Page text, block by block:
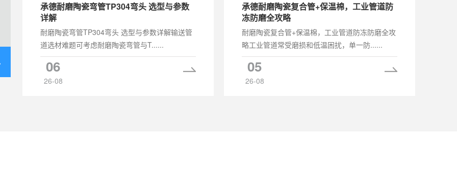
承德耐磨陶瓷弯管TP304弯头 选型与参数
详解
耐磨陶瓷弯管TP304弯头 选型与参数详解输送管
道选材难题可考虑耐磨陶瓷弯管与T......
06
26-08
承德耐磨陶瓷复合管+保温棉，工业管道防
冻防磨全攻略
耐磨陶瓷复合管+保温棉，工业管道防冻防磨全攻
略工业管道常受磨损和低温困扰，单一防......
05
26-08